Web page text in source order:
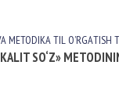
METODIKАTIL OʼRGАTISH
SO‘Z»